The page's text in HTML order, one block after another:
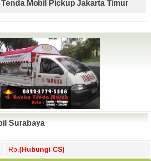
Mobil Pickup Jakarta Timur
Surabaya
Rp. (Hubungi CS)